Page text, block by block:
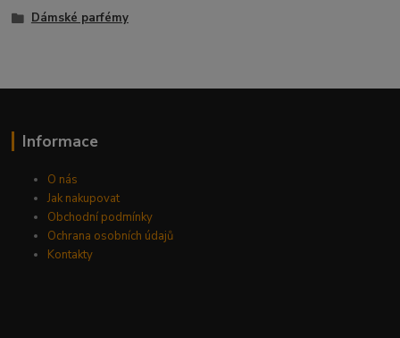
Dámské parfémy
Informace
O nás
Jak nakupovat
Obchodní podmínky
Ochrana osobních údajů
Kontakty